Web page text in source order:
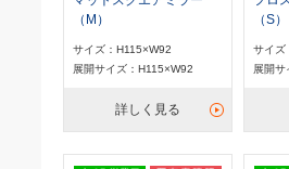
（M）
サイズ：H115×W92
展開サイズ：H115×W92
詳しく見る
（S）
サイズ
展開